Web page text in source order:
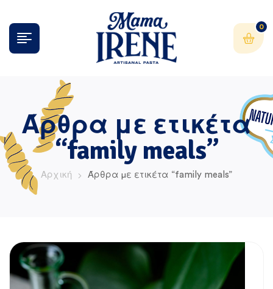
0
Άρθρα με ετικέτα
“family meals”
Αρχική Άρθρα με ετικέτα “family meals”